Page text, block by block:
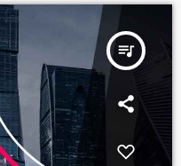
queue_music